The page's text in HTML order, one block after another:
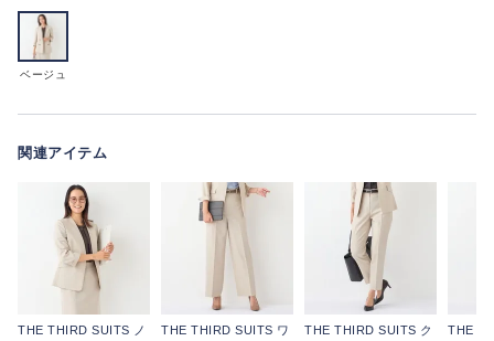
ベージュ
関連アイテム
THE THIRD SUITS ノ
THE THIRD SUITS ワ
THE THIRD SUITS ク
THE